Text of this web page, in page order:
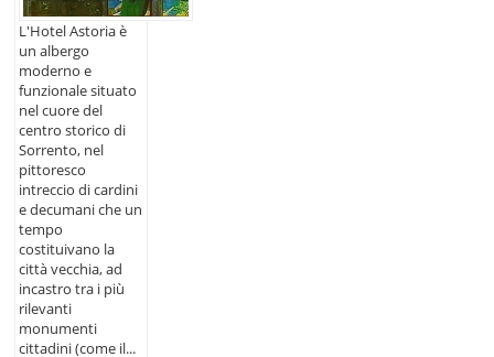
L'Hotel Astoria è
un albergo
moderno e
funzionale situato
nel cuore del
centro storico di
Sorrento, nel
pittoresco
intreccio di cardini
e decumani che un
tempo
costituivano la
città vecchia, ad
incastro tra i più
rilevanti
monumenti
cittadini (come il...